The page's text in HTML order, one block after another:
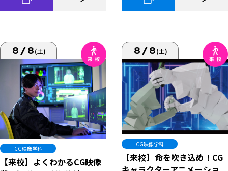
8/8(土)
CG映像学科
【来校】よくわかるCG映像
8/8(土)
CG映像学科
【来校】命を吹き込め！CG